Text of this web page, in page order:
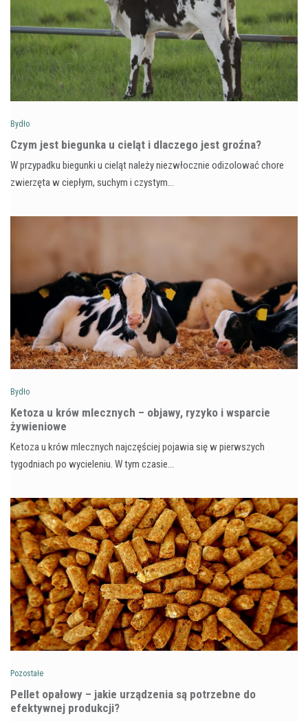
Bydło
Czym jest biegunka u cieląt i dlaczego jest groźna?
W przypadku biegunki u cieląt należy niezwłocznie odizolować chore
zwierzęta w ciepłym, suchym i czystym…
Bydło
Ketoza u krów mlecznych – objawy, ryzyko i wsparcie
żywieniowe
Ketoza u krów mlecznych najczęściej pojawia się w pierwszych
tygodniach po wycieleniu. W tym czasie…
Pozostałe
Pellet opałowy – jakie urządzenia są potrzebne do
efektywnej produkcji?